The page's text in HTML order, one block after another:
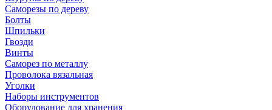
Саморезы по дереву
Болты
Шпильки
Гвозди
Винты
Саморез по металлу
Проволока вязальная
Уголки
Наборы инструментов
Оборудование для хранения